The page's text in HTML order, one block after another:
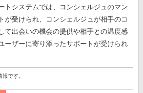
トシステムでは、コンシェルジュのマン
が受けられ、コンシェルジュが相手のコ
て出会いの機会の提供や相手との温度感
ーザーに寄り添ったサポートが受けられ
です。